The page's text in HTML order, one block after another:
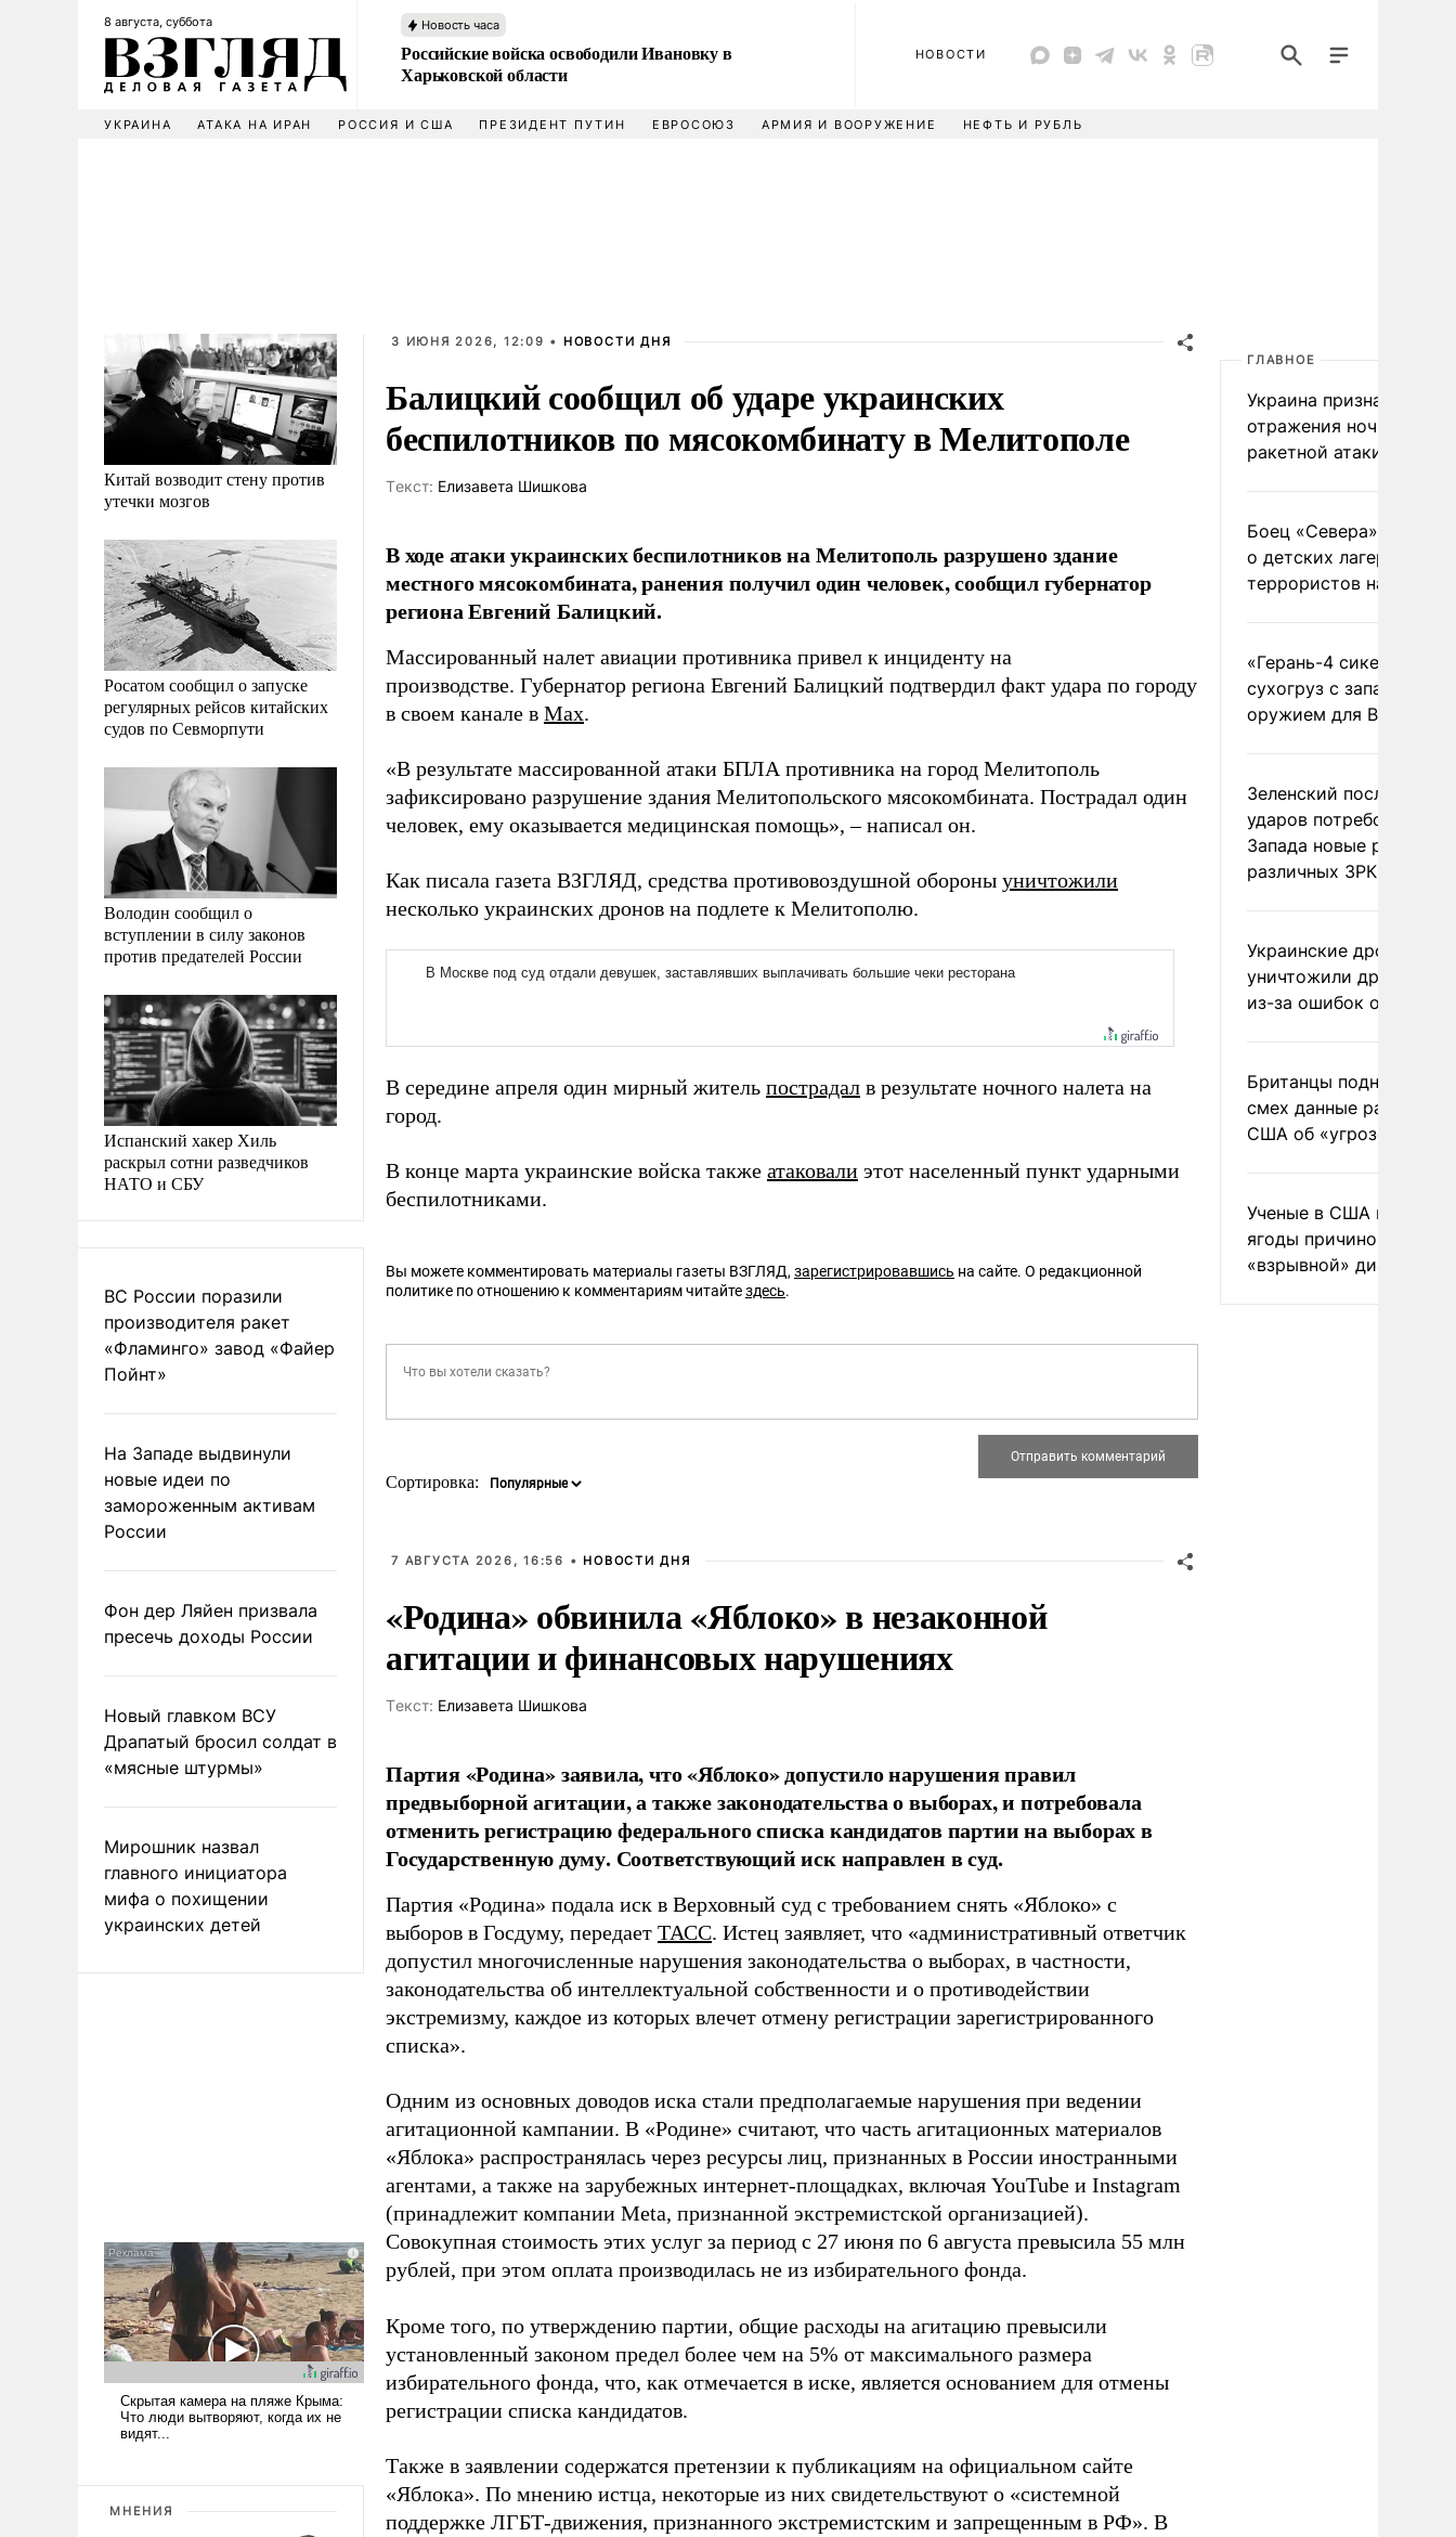
8 августа, суббота Новость часа
Российские войска освободили Ивановку в
Харьковской области
НОВОСТИ
УКРАИНА АТАКА НА ИРАН РОССИЯ И США ПРЕЗИДЕНТ ПУТИН ЕВРОСОЮЗ АРМИЯ И ВООРУЖЕНИЕ НЕФТЬ И РУБЛЬ
Китай возводит стену против
утечки мозгов
Росатом сообщил о запуске
регулярных рейсов китайских
судов по Севморпути
Володин сообщил о
вступлении в силу законов
против предателей России
Испанский хакер Хиль
раскрыл сотни разведчиков
НАТО и СБУ
ВС России поразили
производителя ракет
«Фламинго» завод «Файер
Пойнт»
На Западе выдвинули
новые идеи по
замороженным активам
России
Фон дер Ляйен призвала
пресечь доходы России
Новый главком ВСУ
Драпатый бросил солдат в
«мясные штурмы»
Мирошник назвал
главного инициатора
мифа о похищении
украинских детей
МНЕНИЯ
3 ИЮНЯ 2026, 12:09 • НОВОСТИ ДНЯ
Балицкий сообщил об ударе украинских
беспилотников по мясокомбинату в Мелитополе
Tекст: Елизавета Шишкова
В ходе атаки украинских беспилотников на Мелитополь разрушено здание
местного мясокомбината, ранения получил один человек, сообщил губернатор
региона Евгений Балицкий.
Массированный налет авиации противника привел к инциденту на
производстве. Губернатор региона Евгений Балицкий подтвердил факт удара по городу
в своем канале в Max.
«В результате массированной атаки БПЛА противника на город Мелитополь
зафиксировано разрушение здания Мелитопольского мясокомбината. Пострадал один
человек, ему оказывается медицинская помощь», – написал он.
Как писала газета ВЗГЛЯД, средства противовоздушной обороны уничтожили
несколько украинских дронов на подлете к Мелитополю.
В середине апреля один мирный житель пострадал в результате ночного налета на
город.
В конце марта украинские войска также атаковали этот населенный пункт ударными
беспилотниками.
Вы можете комментировать материалы газеты ВЗГЛЯД, зарегистрировавшись на сайте. О редакционной
политике по отношению к комментариям читайтездесь.
Сортировка:
7 АВГУСТА 2026, 16:56 • НОВОСТИ ДНЯ
«Родина» обвинила «Яблоко» в незаконной
агитации и финансовых нарушениях
Tекст: Елизавета Шишкова
Партия «Родина» заявила, что «Яблоко» допустило нарушения правил
предвыборной агитации, а также законодательства о выборах, и потребовала
отменить регистрацию федерального списка кандидатов партии на выборах в
Государственную думу. Соответствующий иск направлен в суд.
Партия «Родина» подала иск в Верховный суд с требованием снять «Яблоко» с
выборов в Госдуму, передает ТАСС. Истец заявляет, что «административный ответчик
допустил многочисленные нарушения законодательства о выборах, в частности,
законодательства об интеллектуальной собственности и о противодействии
экстремизму, каждое из которых влечет отмену регистрации зарегистрированного
списка».
Одним из основных доводов иска стали предполагаемые нарушения при ведении
агитационной кампании. В «Родине» считают, что часть агитационных материалов
«Яблока» распространялась через ресурсы лиц, признанных в России иностранными
агентами, а также на зарубежных интернет-площадках, включая YouTube и Instagram
(принадлежит компании Meta, признанной экстремистской организацией).
Совокупная стоимость этих услуг за период с 27 июня по 6 августа превысила 55 млн
рублей, при этом оплата производилась не из избирательного фонда.
Кроме того, по утверждению партии, общие расходы на агитацию превысили
установленный законом предел более чем на 5% от максимального размера
избирательного фонда, что, как отмечается в иске, является основанием для отмены
регистрации списка кандидатов.
Также в заявлении содержатся претензии к публикациям на официальном сайте
«Яблока». По мнению истца, некоторые из них свидетельствуют о «системной
поддержке ЛГБТ-движения, признанного экстремистским и запрещенным в РФ». В
ГЛАВНОЕ
Украина признала
отражения ночной
ракетной атаки
Боец «Севера»
о детских лагерях
террористов на
«Герань-4 сикер»
сухогруз с западным
оружием для ВСУ
Зеленский после
ударов потребовал у
Запада новые ракеты
различных ЗРК
Украинские дроны
уничтожили друг друга
из-за ошибок
Британцы подняли на
смех данные разведки
США об «угрозе
Ученые в США назвали
ягоды причиной
«взрывной» диареи